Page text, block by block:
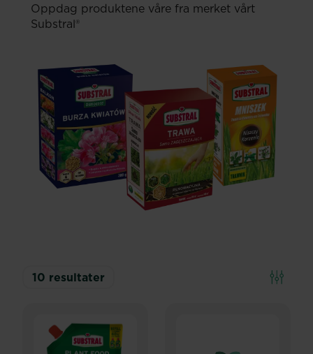
Oppdag produktene våre fra merket vårt
Substral®
10 resultater